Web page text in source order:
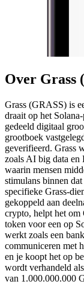
Over Grass
Grass (GRASS) is
draait op het
gedeeld digitaal
grootboek
geverifieerd. Grass
zoals AI big data en
waarin mensen
stimulans binnen
specifieke Grass-
gekoppeld aan
crypto, helpt het om
token voor een op
werkt zoals een
communiceren met
en je koopt het op
wordt verhandeld
van 1.000.000.000